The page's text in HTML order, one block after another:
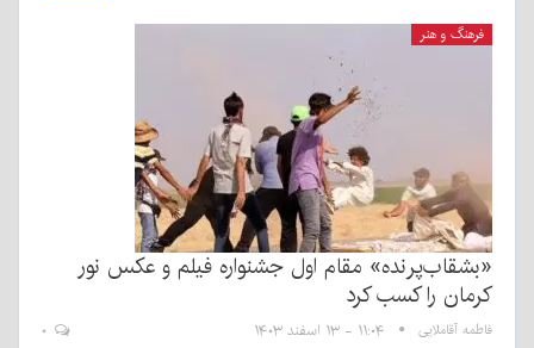
فرهنگ و هنر
«بشقاب‌پرنده» مقام اول جشنواره فیلم و عکس نور
کرمان را کسب کرد
فاطمه آقاملایی ۱۱:۰۴ - ۱۳ اسفند ۱۴۰۳